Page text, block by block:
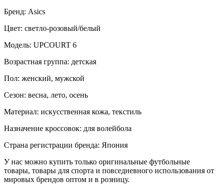
Бренд: Asics
Цвет: светло-розовый/белый
Модель: UPCOURT 6
Возрастная группа: детская
Пол: женский, мужской
Сезон: весна, лето, осень
Материал: искусственная кожа, текстиль
Назначение кроссовок: для волейбола
Страна регистрации бренда: Япония
У нас можно купить только оригинальные футбольные
товары, товары для спорта и повседневного использования от
мировых брендов оптом и в розницу.